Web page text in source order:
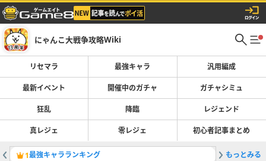
にゃんこ大戦争攻略Wiki
リセマラ 最強キャラ 汎用編成
最新イベント 開催中のガチャ ガチャシミュ
狂乱 降臨 レジェンド
真レジェ 零レジェ 初心者記事まとめ
1最強キャラランキング 2真レジ
もっとみる